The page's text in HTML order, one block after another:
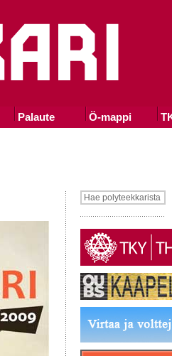
Palaute Ö-mappi